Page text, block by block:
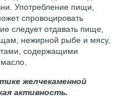
Употребление пищи,
спровоцировать
следует отдавать пище,
нежирной рыбе и мясу,
содержащими
желчекаменной
активность.